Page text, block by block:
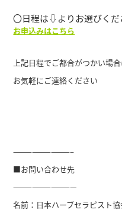
〇日程は⇩よりお選びくだ
お申込みはこちら
上記日程でご都合がつかい場
お気軽にご連絡ください
—————————–
■お問い合わせ先
——————————
名前：日本ハーブセラピスト